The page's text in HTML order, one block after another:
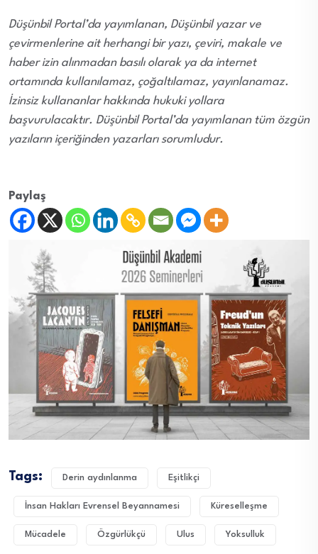
Düşünbil Portal’da yayımlanan, Düşünbil yazar ve
çevirmenlerine ait herhangi bir yazı, çeviri, makale ve
haber izin alınmadan basılı olarak ya da internet
ortamında kullanılamaz, çoğaltılamaz, yayınlanamaz.
İzinsiz kullananlar hakkında hukuki yollara
başvurulacaktır. Düşünbil Portal’da yayımlanan tüm özgün
yazıların içeriğinden yazarları sorumludur.
Paylaş
Tags: Derin aydınlanma Eşitlikçi
İnsan Hakları Evrensel Beyannamesi Küreselleşme
Mücadele Özgürlükçü Ulus Yoksulluk